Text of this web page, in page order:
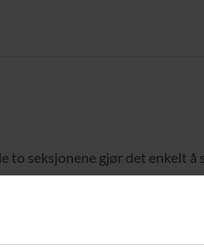
to seksjonene gjør det enkelt
tas med til vaskerommet.